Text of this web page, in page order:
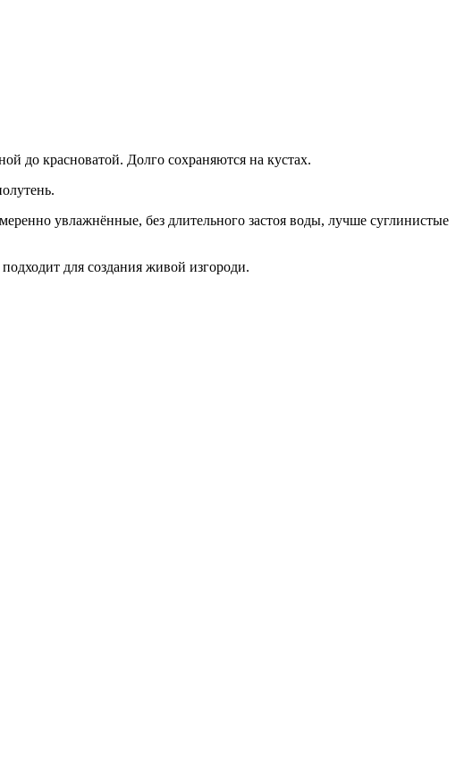
до красноватой. Долго сохраняются на кустах.
увлажнённые, без длительного застоя воды, лучше суглинистые
для создания живой изгороди.